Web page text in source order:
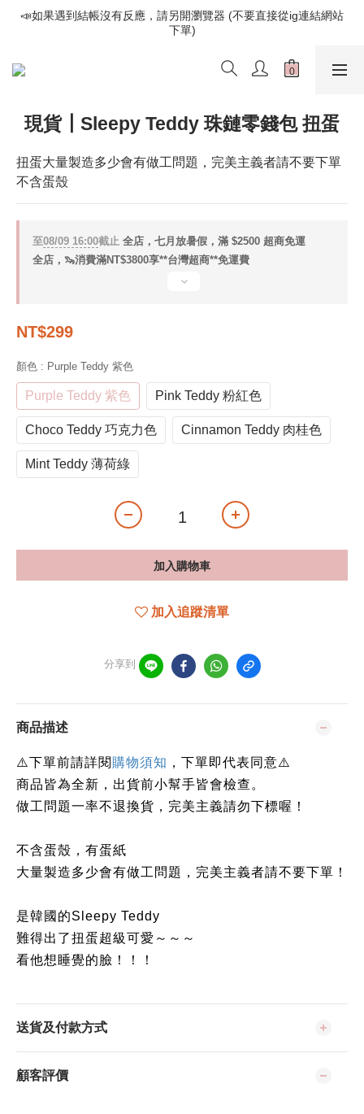
📣如果遇到結帳沒有反應，請另開瀏覽器 (不要直接從ig連結網站
下單)
📣如果遇到結帳沒有反應，請另開瀏覽器 (不要直接從ig連結網站
下單)
歡迎光臨૮⍝• ᴥ •⍝ა 新品請追蹤官方INSTAGRAM
下單)
現貨┃Sleepy Teddy 珠鏈零錢包 扭蛋
扭蛋大量製造多少會有做工問題，完美主義者請不要下單
不含蛋殼
至08/09 16:00截止 全店，七月放暑假，滿 $2500 超商免運
全店，🦦消費滿NT$3800享**台灣超商**免運費
NT$299
顏色 : Purple Teddy 紫色
Purple Teddy 紫色 Pink Teddy 粉紅色
Choco Teddy 巧克力色 Cinnamon Teddy 肉桂色
Mint Teddy 薄荷綠
加入購物車
加入追蹤清單
分享到
商品描述
⚠️下單前請詳閱購物須知 ，下單即代表同意⚠️
商品皆為全新，出貨前小幫手皆會檢查。
做工問題一率不退換貨，完美主義請勿下標喔！
不含蛋殼，有蛋紙
大量製造多少會有做工問題，完美主義者請不要下單！
是韓國的Sleepy Teddy
難得出了扭蛋超級可愛～～～
看他想睡覺的臉！！！
送貨及付款方式
顧客評價